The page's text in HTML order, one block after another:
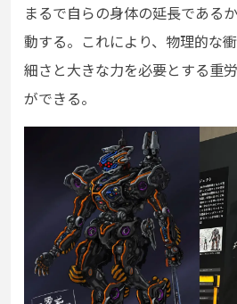
まるで自らの身体の延長である
動する。これにより、物理的な
細さと大きな力を必要とする重
ができる。